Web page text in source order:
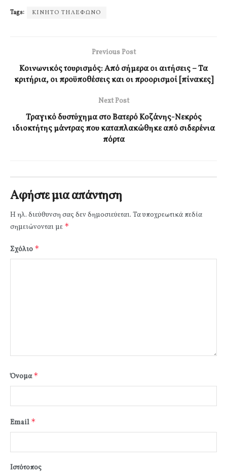
Tags: ΚΙΝΗΤΟ ΤΗΛΕΦΩΝΟ
Previous Post
Κοινωνικός τουρισμός: Από σήμερα οι αιτήσεις – Τα
κριτήρια, οι προϋποθέσεις και οι προορισμοί [πίνακες]
Next Post
Τραγικό δυστύχημα στο Βατερό Κοζάνης-Νεκρός
ιδιοκτήτης μάντρας που καταπλακώθηκε από σιδερένια
πόρτα
Αφήστε μια απάντηση
Η ηλ. διεύθυνση σας δεν δημοσιεύεται. Τα υποχρεωτικά πεδία
σημειώνονται με *
Σχόλιο *
Όνομα*
Email *
Ιστότοπος